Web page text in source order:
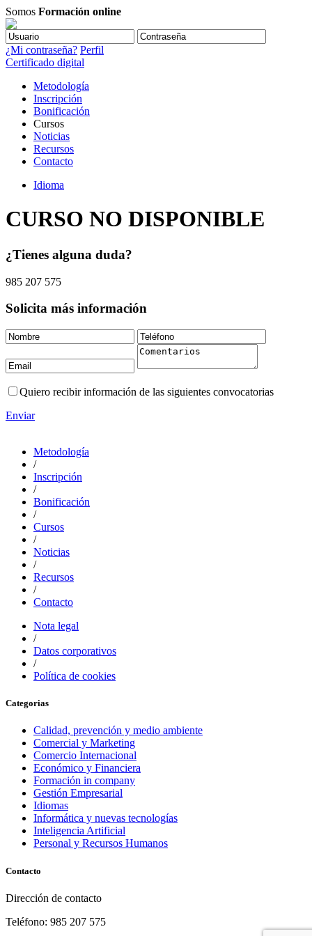
Somos Formación online
¿Mi contraseña? Perfil
Certificado digital
Metodología
Inscripción
Bonificación
Cursos
Noticias
Recursos
Contacto
Idioma
CURSO NO DISPONIBLE
¿Tienes alguna duda?
985 207 575
Solicita más información
Quiero recibir información de las siguientes convocatorias
Enviar
Metodología
/
Inscripción
/
Bonificación
/
Cursos
/
Noticias
/
Recursos
/
Contacto
Nota legal
/
Datos corporativos
/
Política de cookies
Categorias
Calidad, prevención y medio ambiente
Comercial y Marketing
Comercio Internacional
Económico y Financiera
Formación in company
Gestión Empresarial
Idiomas
Informática y nuevas tecnologías
Inteligencia Artificial
Personal y Recursos Humanos
Contacto
Dirección de contacto
Teléfono: 985 207 575